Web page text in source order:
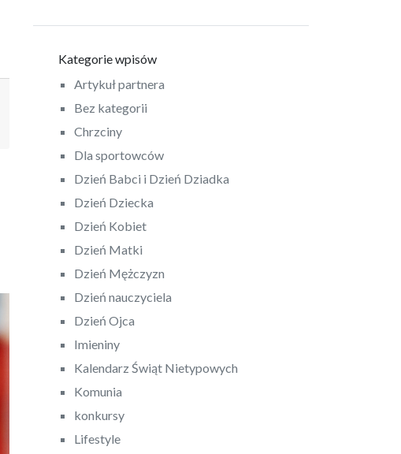
Kategorie wpisów
Artykuł partnera
Bez kategorii
Chrzciny
Dla sportowców
Dzień Babci i Dzień Dziadka
Dzień Dziecka
Dzień Kobiet
Dzień Matki
Dzień Mężczyzn
Dzień nauczyciela
Dzień Ojca
Imieniny
Kalendarz Świąt Nietypowych
Komunia
konkursy
Lifestyle